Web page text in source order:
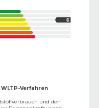
Verfahren
und den